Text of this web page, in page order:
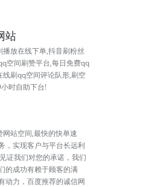
站
放在线下单,抖音刷粉丝
空间刷赞平台,每日免费qq
刷qq空间评论队形,刷空
时自助下台!
站空间,最快的快单速
，实现客户与平台长远利
证我们对您的承诺，我们
的成功有赖于顾客的满
动力，百度推荐的诚信网